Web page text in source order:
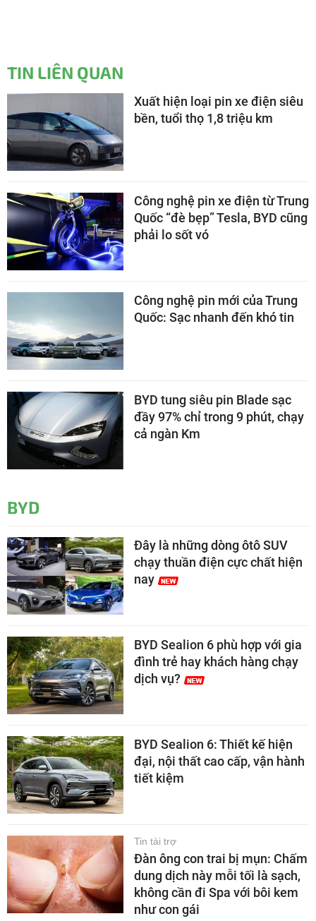
TIN LIÊN QUAN
Xuất hiện loại pin xe điện siêu
bền, tuổi thọ 1,8 triệu km
Công nghệ pin xe điện từ Trung
Quốc “đè bẹp” Tesla, BYD cũng
phải lo sốt vó
Công nghệ pin mới của Trung
Quốc: Sạc nhanh đến khó tin
BYD tung siêu pin Blade sạc
đầy 97% chỉ trong 9 phút, chạy
cả ngàn Km
BYD
Đây là những dòng ôtô SUV
chạy thuần điện cực chất hiện
nay
BYD Sealion 6 phù hợp với gia
đình trẻ hay khách hàng chạy
dịch vụ?
BYD Sealion 6: Thiết kế hiện
đại, nội thất cao cấp, vận hành
tiết kiệm
Tin tài trợ
Đàn ông con trai bị mụn: Chấm
dung dịch này mỗi tối là sạch,
không cần đi Spa với bôi kem
như con gái